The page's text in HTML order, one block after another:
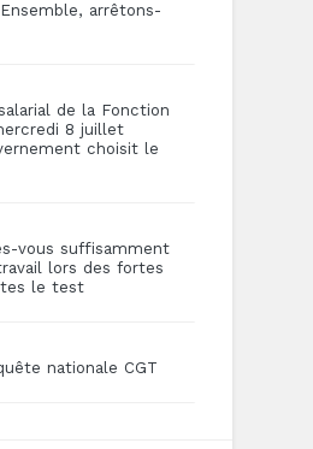
arrêtons-
de la Fonction
8 juillet
choisit le
vous suffisamment
lors des fortes
le test
nationale CGT